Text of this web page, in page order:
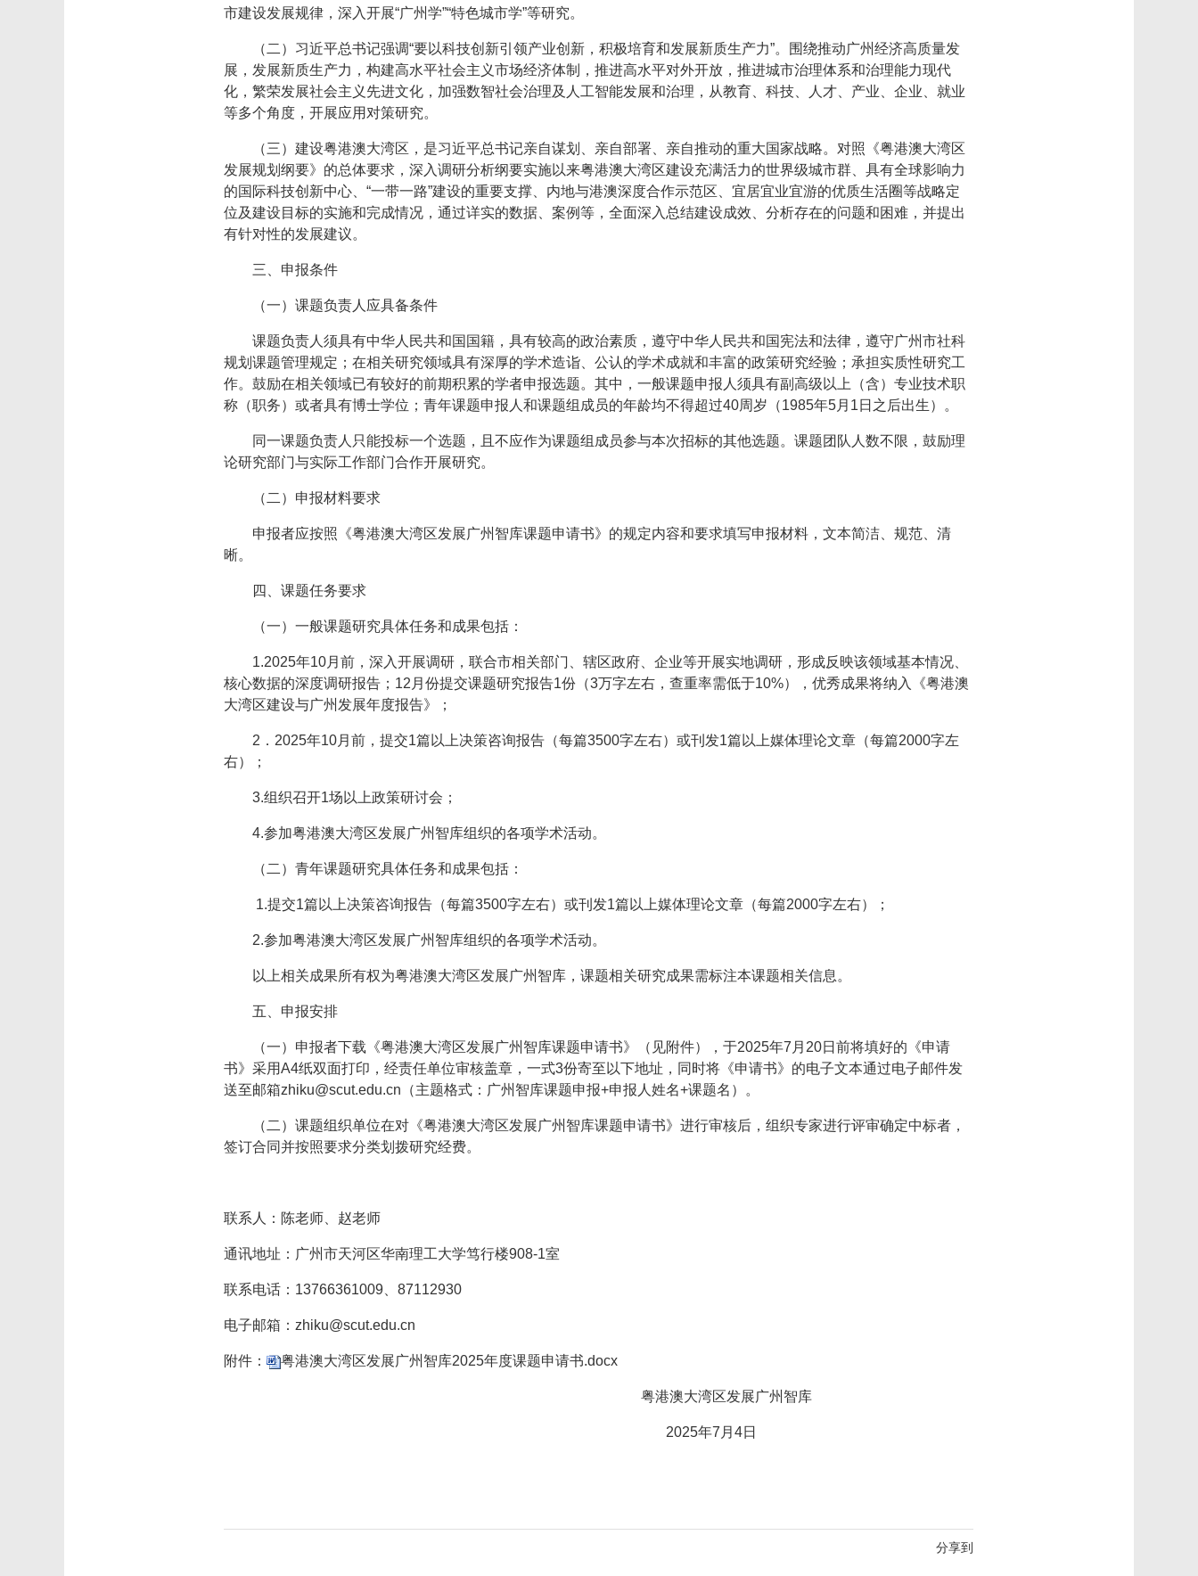
市建设发展规律，深入开展“广州学”“特色城市学”等研究。
（二）习近平总书记强调“要以科技创新引领产业创新，积极培育和发展新质生产力”。围绕推动广州经济高质量发
展，发展新质生产力，构建高水平社会主义市场经济体制，推进高水平对外开放，推进城市治理体系和治理能力现代
化，繁荣发展社会主义先进文化，加强数智社会治理及人工智能发展和治理，从教育、科技、人才、产业、企业、就业
等多个角度，开展应用对策研究。
（三）建设粤港澳大湾区，是习近平总书记亲自谋划、亲自部署、亲自推动的重大国家战略。对照《粤港澳大湾区
发展规划纲要》的总体要求，深入调研分析纲要实施以来粤港澳大湾区建设充满活力的世界级城市群、具有全球影响力
的国际科技创新中心、“一带一路”建设的重要支撑、内地与港澳深度合作示范区、宜居宜业宜游的优质生活圈等战略定
位及建设目标的实施和完成情况，通过详实的数据、案例等，全面深入总结建设成效、分析存在的问题和困难，并提出
有针对性的发展建议。
三、申报条件
（一）课题负责人应具备条件
课题负责人须具有中华人民共和国国籍，具有较高的政治素质，遵守中华人民共和国宪法和法律，遵守广州市社科
规划课题管理规定；在相关研究领域具有深厚的学术造诣、公认的学术成就和丰富的政策研究经验；承担实质性研究工
作。鼓励在相关领域已有较好的前期积累的学者申报选题。其中，一般课题申报人须具有副高级以上（含）专业技术职
称（职务）或者具有博士学位；青年课题申报人和课题组成员的年龄均不得超过40周岁（1985年5月1日之后出生）。
同一课题负责人只能投标一个选题，且不应作为课题组成员参与本次招标的其他选题。课题团队人数不限，鼓励理
论研究部门与实际工作部门合作开展研究。
（二）申报材料要求
申报者应按照《粤港澳大湾区发展广州智库课题申请书》的规定内容和要求填写申报材料，文本简洁、规范、清
晰。
四、课题任务要求
（一）一般课题研究具体任务和成果包括：
1.2025年10月前，深入开展调研，联合市相关部门、辖区政府、企业等开展实地调研，形成反映该领域基本情况、
核心数据的深度调研报告；12月份提交课题研究报告1份（3万字左右，查重率需低于10%），优秀成果将纳入《粤港澳
大湾区建设与广州发展年度报告》；
2．2025年10月前，提交1篇以上决策咨询报告（每篇3500字左右）或刊发1篇以上媒体理论文章（每篇2000字左
右）；
3.组织召开1场以上政策研讨会；
4.参加粤港澳大湾区发展广州智库组织的各项学术活动。
（二）青年课题研究具体任务和成果包括：
1.提交1篇以上决策咨询报告（每篇3500字左右）或刊发1篇以上媒体理论文章（每篇2000字左右）；
2.参加粤港澳大湾区发展广州智库组织的各项学术活动。
以上相关成果所有权为粤港澳大湾区发展广州智库，课题相关研究成果需标注本课题相关信息。
五、申报安排
（一）申报者下载《粤港澳大湾区发展广州智库课题申请书》（见附件），于2025年7月20日前将填好的《申请
书》采用A4纸双面打印，经责任单位审核盖章，一式3份寄至以下地址，同时将《申请书》的电子文本通过电子邮件发
送至邮箱zhiku@scut.edu.cn（主题格式：广州智库课题申报+申报人姓名+课题名）。
（二）课题组织单位在对《粤港澳大湾区发展广州智库课题申请书》进行审核后，组织专家进行评审确定中标者，
签订合同并按照要求分类划拨研究经费。
联系人：陈老师、赵老师
通讯地址：广州市天河区华南理工大学笃行楼908-1室
联系电话：13766361009、87112930
电子邮箱：zhiku@scut.edu.cn
附件： 粤港澳大湾区发展广州智库2025年度课题申请书.docx
粤港澳大湾区发展广州智库
2025年7月4日
分享到